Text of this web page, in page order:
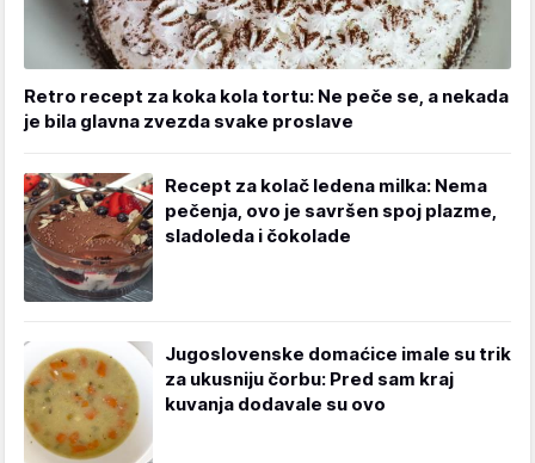
Retro recept za koka kola tortu: Ne peče se, a nekada
je bila glavna zvezda svake proslave
Recept za kolač ledena milka: Nema
pečenja, ovo je savršen spoj plazme,
sladoleda i čokolade
Jugoslovenske domaćice imale su trik
za ukusniju čorbu: Pred sam kraj
kuvanja dodavale su ovo